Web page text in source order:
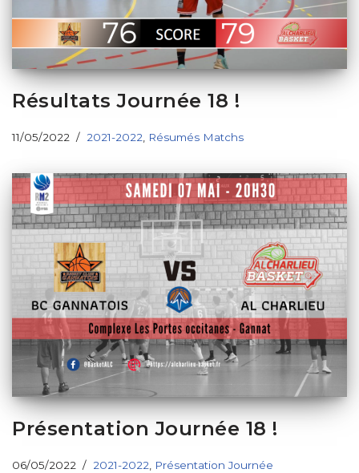
Résultats Journée 18 !
11/05/2022 2021-2022 Résumés Matchs
Présentation Journée 18 !
06/05/2022 2021-2022 Présentation Journée